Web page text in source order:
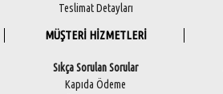
Teslimat Detayları
MÜŞTERİ HİZMETLERİ
Sıkça Sorulan Sorular
Kapıda Ödeme